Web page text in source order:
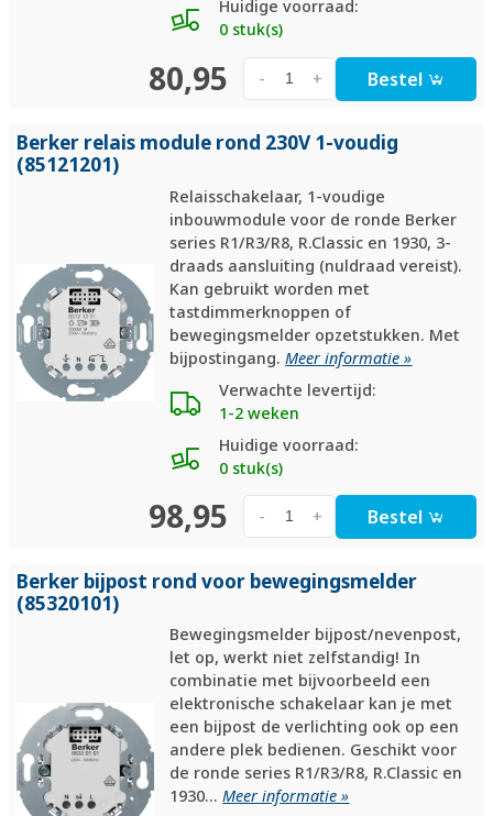
Huidige voorraad:
0 stuk(s)
80,95 +
- Bestel
Berker relais module rond 230V 1-voudig
(85121201)
Relaisschakelaar, 1-voudige
inbouwmodule voor de ronde Berker
series R1/R3/R8, R.Classic en 1930, 3-
draads aansluiting (nuldraad vereist).
Kan gebruikt worden met
tastdimmerknoppen of
bewegingsmelder opzetstukken. Met
bijpos­t­in­gang.Meer informatie »
Verwachte levertijd:
1-2 weken
Huidige voorraad:
0 stuk(s)
98,95 +
- Bestel
Berker bijpost rond voor bewegingsmelder
(85320101)
Bewegingsmelder bijpost/nevenpost,
let op, werkt niet zelfstandig! In
combinatie met bijvoorbeeld een
elektronische schakelaar kan je met
een bijpost de verlichting ook op een
andere plek bedienen. Geschikt voor
de ronde series R1/R3/R8, R.Classic en
1930...Meer informatie »